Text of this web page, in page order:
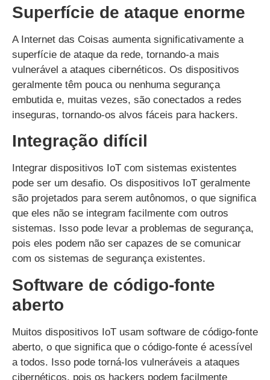
Superfície de ataque enorme
A Internet das Coisas aumenta significativamente a
superfície de ataque da rede, tornando-a mais
vulnerável a ataques cibernéticos. Os dispositivos
geralmente têm pouca ou nenhuma segurança
embutida e, muitas vezes, são conectados a redes
inseguras, tornando-os alvos fáceis para hackers.
Integração difícil
Integrar dispositivos IoT com sistemas existentes
pode ser um desafio. Os dispositivos IoT geralmente
são projetados para serem autônomos, o que significa
que eles não se integram facilmente com outros
sistemas. Isso pode levar a problemas de segurança,
pois eles podem não ser capazes de se comunicar
com os sistemas de segurança existentes.
Software de código-fonte
aberto
Muitos dispositivos IoT usam software de código-fonte
aberto, o que significa que o código-fonte é acessível
a todos. Isso pode torná-los vulneráveis a ataques
cibernéticos, pois os hackers podem facilmente